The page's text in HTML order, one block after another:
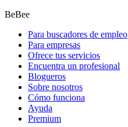
BeBee
Para buscadores de empleo
Para empresas
Ofrece tus servicios
Encuentra un profesional
Blogueros
Sobre nosotros
Cómo funciona
Ayuda
Premium